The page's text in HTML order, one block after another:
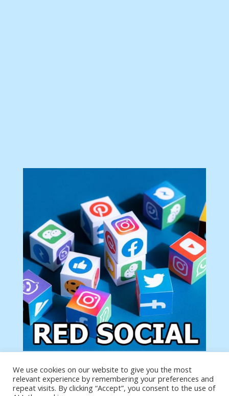
Tu anuncio va aquí
Podemos poner tu anuncio aquí con un link de tu
We use cookies on our website to give you the most
relevant experience by remembering your preferences and
repeat visits. By clicking “Accept”, you consent to the use of